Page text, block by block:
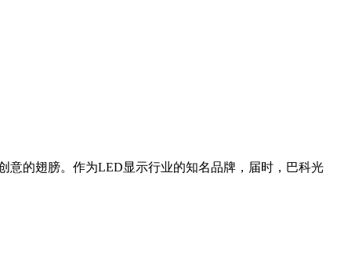
意的翅膀。作为LED显示行业的知名品牌，届时，巴科光